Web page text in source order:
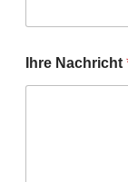
h
r
Ihre Nachricht